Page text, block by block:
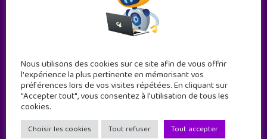
Geek Junior est le premier site de culture numérique
à destination des adolescents.
Nous utilisons des cookies sur ce site afin de vous offrir
l'expérience la plus pertinente en mémorisant vos
préférences lors de vos visites répétées. En cliquant sur
"Accepter tout", vous consentez à l'utilisation de tous les
cookies.
Choisir les cookies Tout refuser Tout accepter